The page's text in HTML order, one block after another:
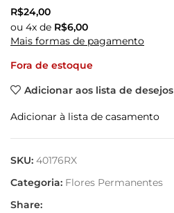
R$24,00
ou 4x de R$6,00
Mais formas de pagamento
Fora de estoque
Adicionar aos lista de desejos
Adicionar à lista de casamento
SKU: 40176RX
Categoria: Flores Permanentes
Share: